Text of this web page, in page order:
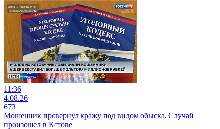
11:36
4.08.26
673
Мошенник провернул кражу под видом обыска. Случай
произошел в Кстове